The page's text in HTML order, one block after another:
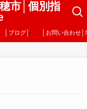
市│個別指
│ブログ│ │お問い合わせ